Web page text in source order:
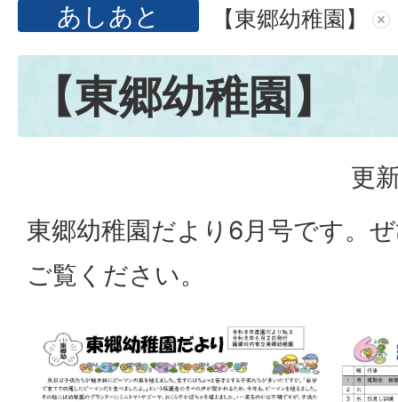
あしあと 【東郷幼稚園】
【東郷幼稚園】
更
東郷幼稚園だより6月号です。
ご覧ください。